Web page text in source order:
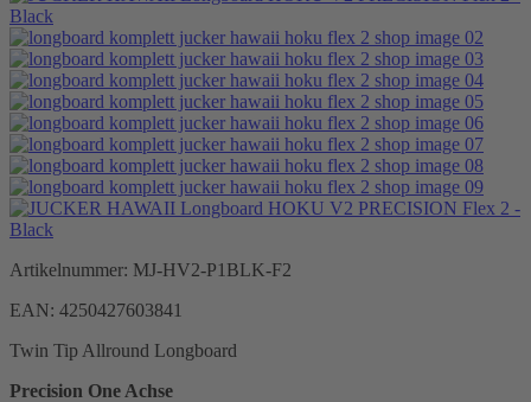
Artikelnummer: MJ-HV2-P1BLK-F2
EAN: 4250427603841
Twin Tip Allround Longboard
Precision One Achse